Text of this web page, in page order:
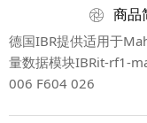
商品
德国IBR提供适用于
量数据模块IBRit-rf1-
006 F604 026
ꁵ